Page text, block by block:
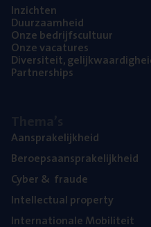
Inzich­ten
Duur­zaam­heid
Onze bedrijfs­cul­tuur
Onze vaca­tu­res
Diver­si­teit,
Part­ner­ships
Aan­spra­ke­lijk­heid
Beroeps­aan­spra­ke­lijk­heid
Cyber& fraude
Intel­lec­tu­al property
Inter­na­ti­o­na­le Mobiliteit